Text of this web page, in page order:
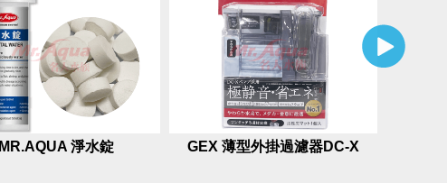
MR.AQUA 淨水錠 GEX 薄型外掛過濾器DC-X